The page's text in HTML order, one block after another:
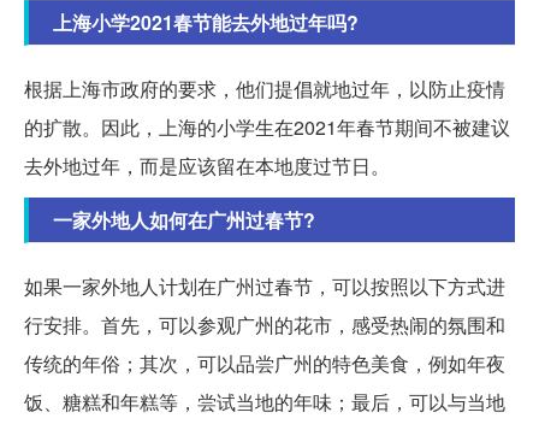
上海小学2021春节能去外地过年吗?
根据上海市政府的要求，他们提倡就地过年，以防止疫情
的扩散。因此，上海的小学生在2021年春节期间不被建议
去外地过年，而是应该留在本地度过节日。
一家外地人如何在广州过春节?
如果一家外地人计划在广州过春节，可以按照以下方式进
行安排。首先，可以参观广州的花市，感受热闹的氛围和
传统的年俗；其次，可以品尝广州的特色美食，例如年夜
饭、糖糕和年糕等，尝试当地的年味；最后，可以与当地